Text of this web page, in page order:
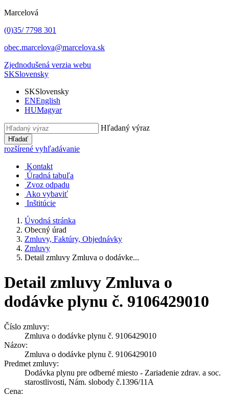
Marcelová
(0)35/ 7798 301
obec.marcelova@marcelova.sk
Zjednodušená verzia webu
SKSlovensky
SKSlovensky
ENEnglish
HUMagyar
Hľadaný výraz
Hľadať
rozšírené vyhľadávanie
Kontakt
Úradná tabuľa
Zvoz odpadu
Ako vybaviť
Inštitúcie
Úvodná stránka
Obecný úrad
Zmluvy, Faktúry, Objednávky
Zmluvy
Detail zmluvy Zmluva o dodávke...
Detail zmluvy Zmluva o
dodávke plynu č. 9106429010
Číslo zmluvy:
Zmluva o dodávke plynu č. 9106429010
Názov:
Zmluva o dodávke plynu č. 9106429010
Predmet zmluvy:
Dodávka plynu pre odberné miesto - Zariadenie zdrav. a soc.
starostlivosti, Nám. slobody č.1396/11A
Cena: